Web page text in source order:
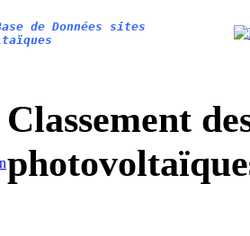
de Données sites
Classement